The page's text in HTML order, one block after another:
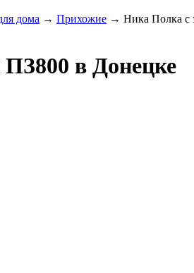
дома → Прихожие → Ника Полка с
в Донецке